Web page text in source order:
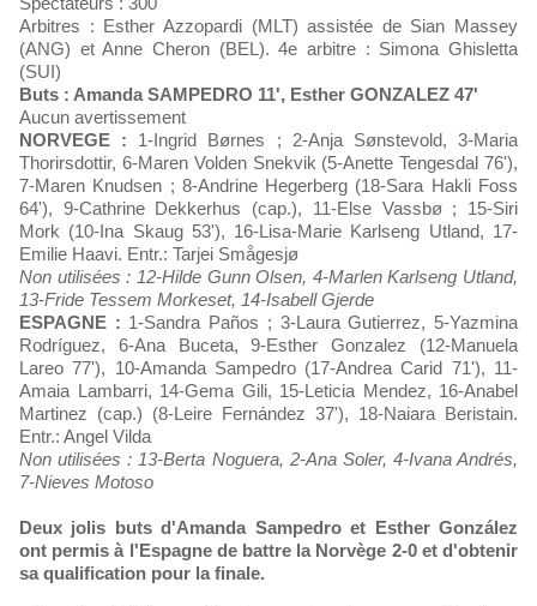
Arbitres : Esther Azzopardi (MLT) assistée de Sian Massey
(ANG) et Anne Cheron (BEL). 4e arbitre : Simona Ghisletta
(SUI)
Buts : Amanda SAMPEDRO 11', Esther GONZALEZ 47'
Aucun avertissement
NORVEGE : 1-Ingrid Børnes ; 2-Anja Sønstevold, 3-Maria
Thorirsdottir, 6-Maren Volden Snekvik (5-Anette Tengesdal 76'),
7-Maren Knudsen ; 8-Andrine Hegerberg (18-Sara Hakli Foss
64'), 9-Cathrine Dekkerhus (cap.), 11-Else Vassbø ; 15-Siri
Mork (10-Ina Skaug 53'), 16-Lisa-Marie Karlseng Utland, 17-
Emilie Haavi. Entr.: Tarjei Smågesjø
Non utilisées : 12-Hilde Gunn Olsen, 4-Marlen Karlseng Utland,
13-Fride Tessem Morkeset, 14-Isabell Gjerde
ESPAGNE : 1-Sandra Paños ; 3-Laura Gutierrez, 5-Yazmina
Rodríguez, 6-Ana Buceta, 9-Esther Gonzalez (12-Manuela
Lareo 77'), 10-Amanda Sampedro (17-Andrea Carid 71'), 11-
Amaia Lambarri, 14-Gema Gili, 15-Leticia Mendez, 16-Anabel
Martinez (cap.) (8-Leire Fernández 37'), 18-Naiara Beristain.
Entr.: Angel Vilda
Non utilisées : 13-Berta Noguera, 2-Ana Soler, 4-Ivana Andrés,
7-Nieves Motoso
Deux jolis buts d'Amanda Sampedro et Esther González
ont permis à l'Espagne de battre la Norvège 2-0 et d'obtenir
sa qualification pour la finale.